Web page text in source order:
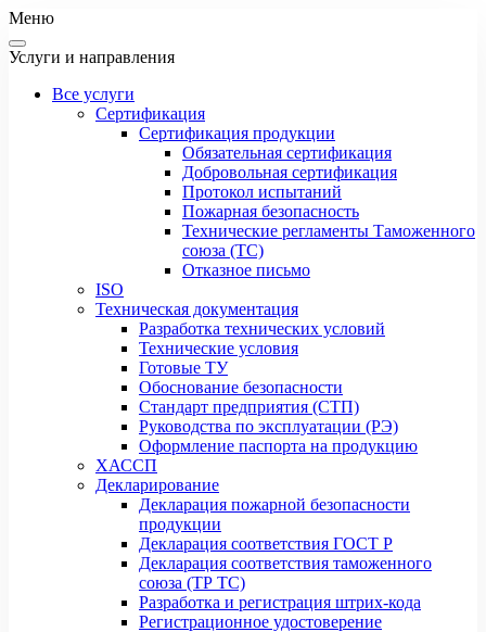
Меню
Услуги и направления
Все услуги
Сертификация
Сертификация продукции
Обязательная сертификация
Добровольная сертификация
Протокол испытаний
Пожарная безопасность
Технические регламенты Таможенного
союза (ТС)
Отказное письмо
ISO
Техническая документация
Разработка технических условий
Технические условия
Готовые ТУ
Обоснование безопасности
Стандарт предприятия (СТП)
Руководства по эксплуатации (РЭ)
Оформление паспорта на продукцию
ХАССП
Декларирование
Декларация пожарной безопасности
продукции
Декларация соответствия ГОСТ Р
Декларация соответствия таможенного
союза (ТР ТС)
Разработка и регистрация штрих-кода
Регистрационное удостоверение